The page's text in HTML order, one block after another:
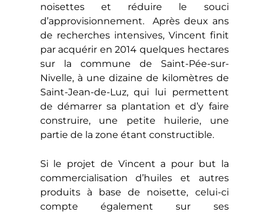
noisettes et réduire le souci
d’approvisionnement. Après deux ans
de recherches intensives, Vincent finit
par acquérir en 2014 quelques hectares
sur la commune de Saint-Pée-sur-
Nivelle, à une dizaine de kilomètres de
Saint-Jean-de-Luz, qui lui permettent
de démarrer sa plantation et d’y faire
construire, une petite huilerie, une
partie de la zone étant constructible.
Si le projet de Vincent a pour but la
commercialisation d’huiles et autres
produits à base de noisette, celui-ci
compte également sur ses